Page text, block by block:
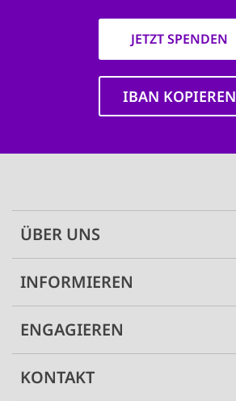
JETZT SPENDEN
IBAN KOPIEREN
ÜBER UNS
INFORMIEREN
ENGAGIEREN
KONTAKT